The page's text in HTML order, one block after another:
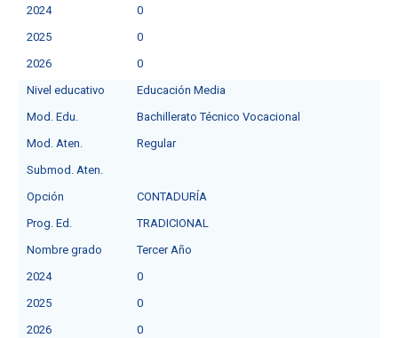
2024
0
2025
0
2026
0
Nivel educativo
Educación Media
Mod. Edu.
Bachillerato Técnico Vocacional
Mod. Aten.
Regular
Submod. Aten.
Opción
CONTADURÍA
Prog. Ed.
TRADICIONAL
Nombre grado
Tercer Año
2024
0
2025
0
2026
0